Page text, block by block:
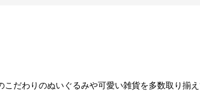
だわりのぬいぐるみや可愛い雑貨を多数取り揃